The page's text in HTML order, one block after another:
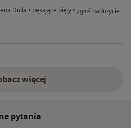
Duda • pękające pięty • w opinii
zgłoś nadużycie
więcej
pytania